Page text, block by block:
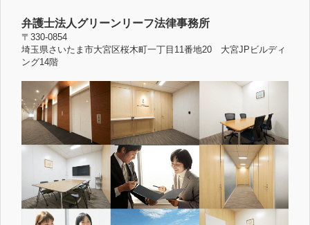
弁護士法人グリーンリーフ法律事務所
〒330-0854
埼玉県さいたま市大宮区桜木町一丁目11番地20 大宮JPビルディ
ング14階